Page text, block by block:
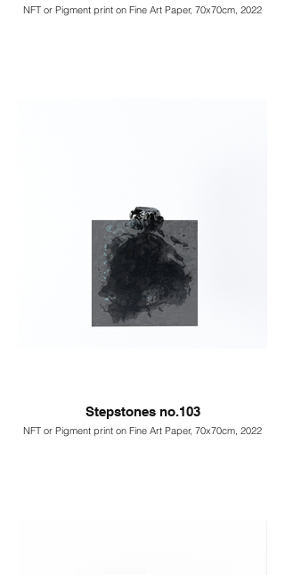
NFT or Pigment print on Fine Art Paper, 70x70cm, 2022
Stepstones no.103
NFT or Pigment print on Fine Art Paper, 70x70cm, 2022